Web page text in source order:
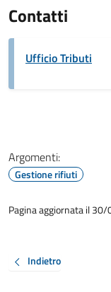
Contatti
Ufficio Tributi
Argomenti:
Gestione rifiuti
Pagina aggiornata il
Indietro